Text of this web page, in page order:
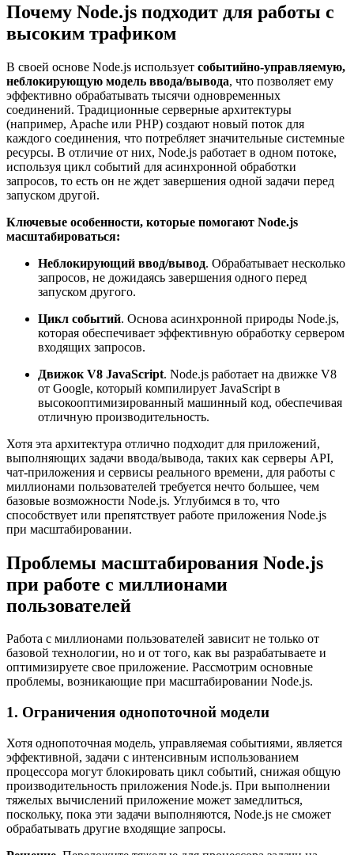
Почему Node.js подходит для работы с
высоким трафиком
В своей основе Node.js использует событийно-управляемую,
неблокирующую модель ввода/вывода, что позволяет ему
эффективно обрабатывать тысячи одновременных
соединений. Традиционные серверные архитектуры
(например, Apache или PHP) создают новый поток для
каждого соединения, что потребляет значительные системные
ресурсы. В отличие от них, Node.js работает в одном потоке,
используя цикл событий для асинхронной обработки
запросов, то есть он не ждет завершения одной задачи перед
запуском другой.
Ключевые особенности, которые помогают Node.js
масштабироваться:
Неблокирующий ввод/вывод. Обрабатывает несколько
запросов, не дожидаясь завершения одного перед
запуском другого.
Цикл событий. Основа асинхронной природы Node.js,
которая обеспечивает эффективную обработку сервером
входящих запросов.
Движок V8 JavaScript. Node.js работает на движке V8
от Google, который компилирует JavaScript в
высокооптимизированный машинный код, обеспечивая
отличную производительность.
Хотя эта архитектура отлично подходит для приложений,
выполняющих задачи ввода/вывода, таких как серверы API,
чат-приложения и сервисы реального времени, для работы с
миллионами пользователей требуется нечто большее, чем
базовые возможности Node.js. Углубимся в то, что
способствует или препятствует работе приложения Node.js
при масштабировании.
Проблемы масштабирования Node.js
при работе с миллионами
пользователей
Работа с миллионами пользователей зависит не только от
базовой технологии, но и от того, как вы разрабатываете и
оптимизируете свое приложение. Рассмотрим основные
проблемы, возникающие при масштабировании Node.js.
1. Ограничения однопоточной модели
Хотя однопоточная модель, управляемая событиями, является
эффективной, задачи с интенсивным использованием
процессора могут блокировать цикл событий, снижая общую
производительность приложения Node.js. При выполнении
тяжелых вычислений приложение может замедлиться,
поскольку, пока эти задачи выполняются, Node.js не сможет
обрабатывать другие входящие запросы.